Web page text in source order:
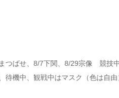
つばせ、8/7下関、8/29宗像 競技
待機中、観戦中はマスク（色は自